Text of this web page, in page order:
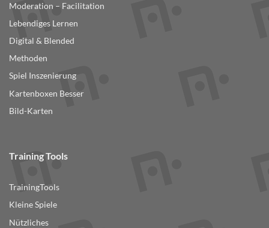
Moderation – Facilitation
Lebendiges Lernen
Digital & Blended
Methoden
Spiel Inszenierung
Kartenboxen Besser
Bild-Karten
Training Tools
TrainingTools
Kleine Spiele
Nützliches